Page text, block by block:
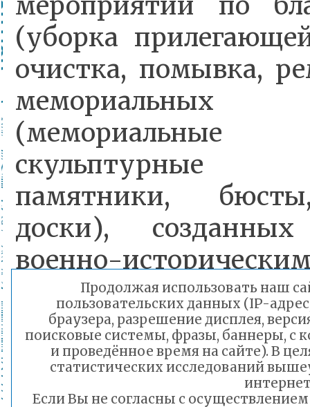
(уборка
очистка, помывка,
мемориальных
(мемориальные
скульптурные
памятники,
доски),
военно-
не только.
Читинские
и педагоги не
Продолжая использовать наш
пользовательских данных (IP-
браузера, разрешение дисплея,
поисковые системы, фразы, баннеры, с
и проведённое время на сайте). В
статистических исследований
Если Вы не согласны с